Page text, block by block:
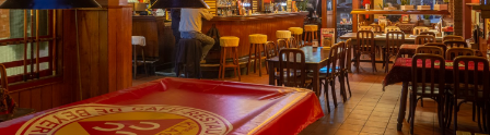
Eten
Drinken
Slapen
Recreatief